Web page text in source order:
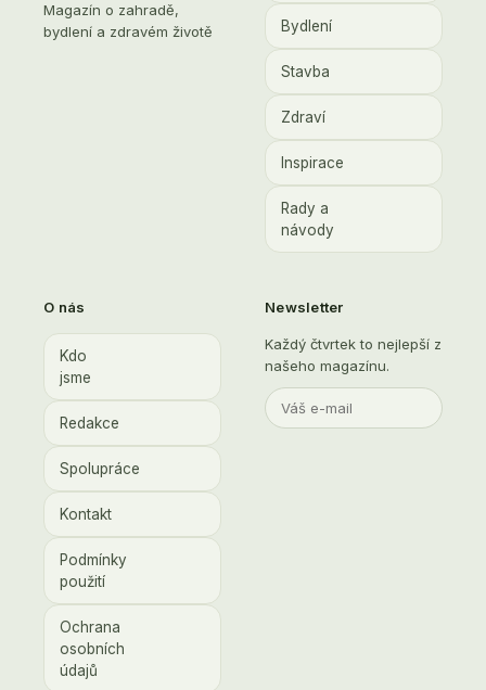
Magazín o zahradě,
bydlení a zdravém životě
Bydlení
Stavba
Zdraví
Inspirace
Rady a
návody
O nás
Kdo
jsme
Redakce
Spolupráce
Kontakt
Podmínky
použití
Ochrana
osobních
údajů
Newsletter
Každý čtvrtek to nejlepší z
našeho magazínu.